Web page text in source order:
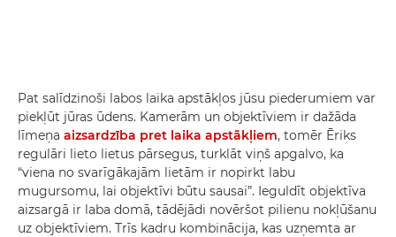
Pat salīdzinoši labos laika apstākļos jūsu piederumiem var
piekļūt jūras ūdens. Kamerām un objektīviem ir dažāda
līmeņa aizsardzība pret laika apstākļiem, tomēr Ēriks
regulāri lieto lietus pārsegus, turklāt viņš apgalvo, ka
“viena no svarīgākajām lietām ir nopirkt labu
mugursomu, lai objektīvi būtu sausai”. Ieguldīt objektīva
aizsargā ir laba domā, tādējādi novēršot pilienu nokļūšanu
uz objektīviem. Trīs kadru kombinācija, kas uzņemta ar